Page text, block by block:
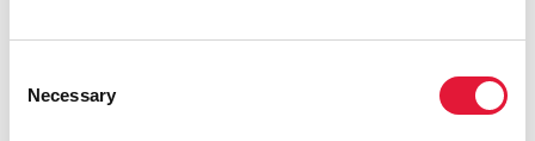
Selection
Necessary
proyecto también enfatiza la importancia de tener en
mujeres en lo relacionado con la prevención de la